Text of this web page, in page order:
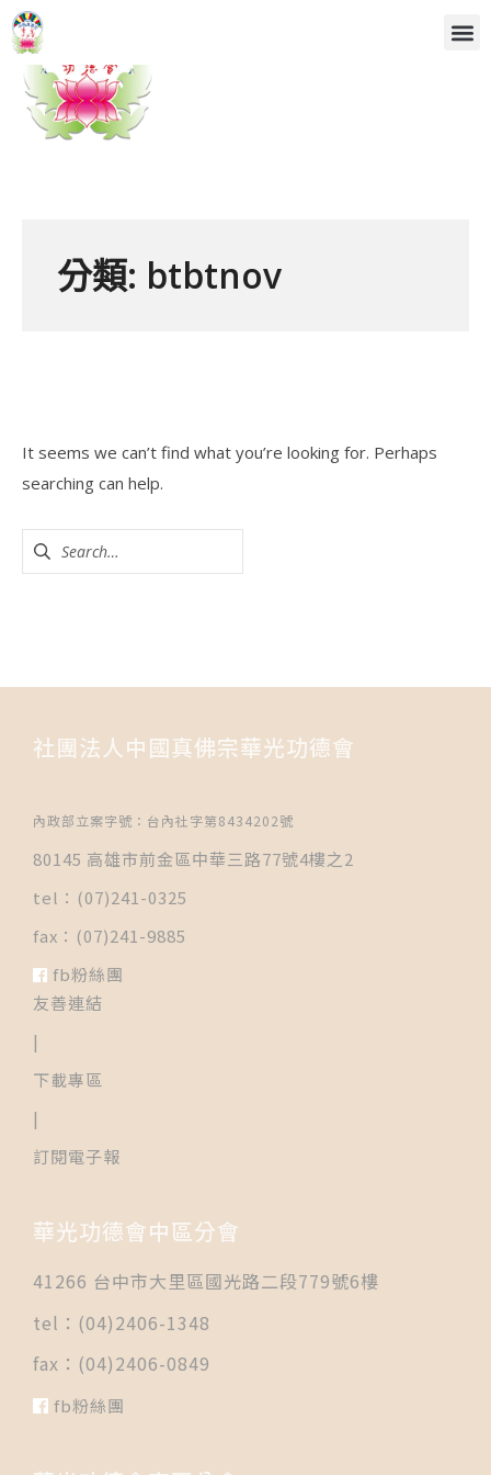
分類: btbtnov
It seems we can’t find what you’re looking for. Perhaps
searching can help.
社團法人中國真佛宗華光功德會
內政部立案字號：台內社字第8434202號
80145 高雄市前金區中華三路77號4樓之2
tel：(07)241-0325
fax：(07)241-9885
fb粉絲團
友善連結
|
下載專區
|
訂閱電子報
華光功德會中區分會
41266 台中市大里區國光路二段779號6樓
tel：(04)2406-1348
fax：(04)2406-0849
fb粉絲團